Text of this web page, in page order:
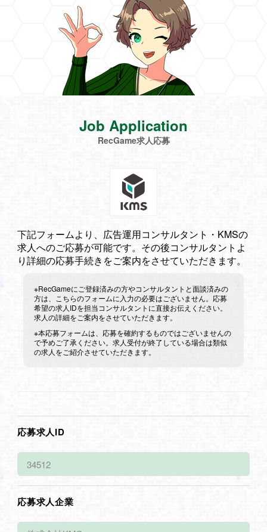
Job Application
RecGame求人応募
下記フォームより、広告運用コンサルタント・KMSの
求人へのご応募が可能です。その後コンサルタントよ
り詳細の応募手続きをご案内をさせていただきます。
※RecGameにご登録済みの方やコンサルタントと面談済みの
方は、こちらのフォームに入力の必要はございません。応募
希望の求人IDを担当コンサルタントに直接お伝えください。
求人の詳細をご案内をさせていただきます。
※本応募フォームは、応募を確約するものではございませんの
で予めご了承ください。求人受付が終了している場合は類似
の求人をご紹介させていただきます。
応募求人ID
応募求人企業